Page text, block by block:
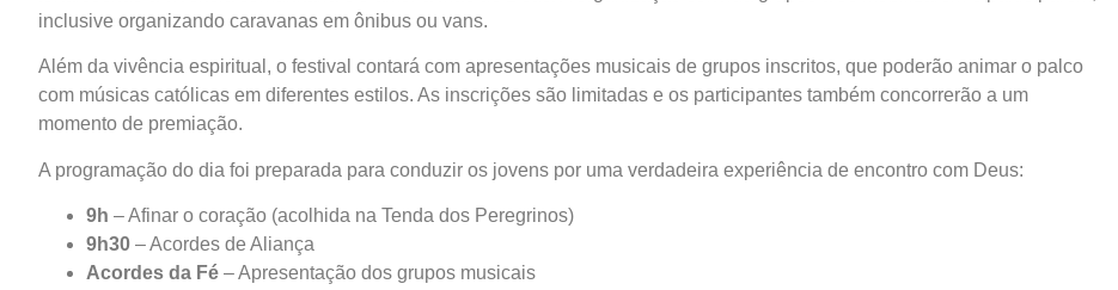
inclusive organizando caravanas em ônibus ou vans.
Além da vivência espiritual, o festival contará com apresentações musicais de grupos inscritos, que poderão animar o palco
com músicas católicas em diferentes estilos. As inscrições são limitadas e os participantes também concorrerão a um
momento de premiação.
A programação do dia foi preparada para conduzir os jovens por uma verdadeira experiência de encontro com Deus:
9h – Afinar o coração (acolhida na Tenda dos Peregrinos)
9h30 – Acordes de Aliança
Acordes da Fé – Apresentação dos grupos musicais